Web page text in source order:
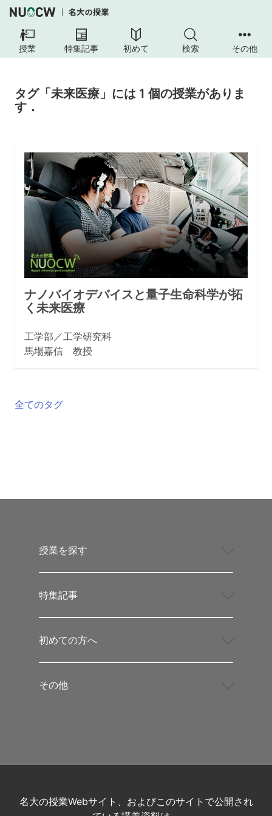
授業 特集記事 初めて 検索 その他
タグ「未来医療」には 1 個の授業がありま
す．
ナノバイオデバイスと量子生命科学が拓
く未来医療
工学部／工学研究科
馬場嘉信 教授
全てのタグ
授業を探す
特集記事
初めての方へ
その他
名大の授業Webサイト、およびこのサイトで公開され